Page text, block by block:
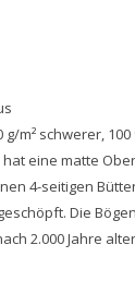
m² schwerer,
eine matte
4-seitigen
Die
2.000 Jahre